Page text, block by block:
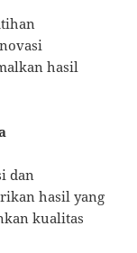
hasil
dan
hasil yang
kualitas